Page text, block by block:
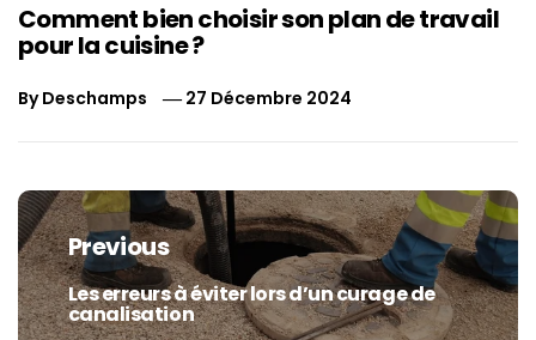
Comment bien choisir son plan de travail
pour la cuisine ?
ByDeschamps 27 Décembre 2024
Navigation
de
l’article
Previous
Previous
post:
Les erreurs à éviter lors d’un curage de
canalisation